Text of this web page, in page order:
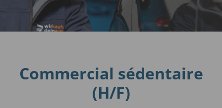
Commercial sédentaire
(H/F)